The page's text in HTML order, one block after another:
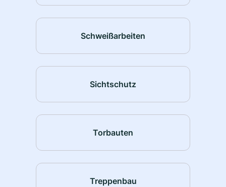
Schweißarbeiten
Sichtschutz
Torbauten
Treppenbau